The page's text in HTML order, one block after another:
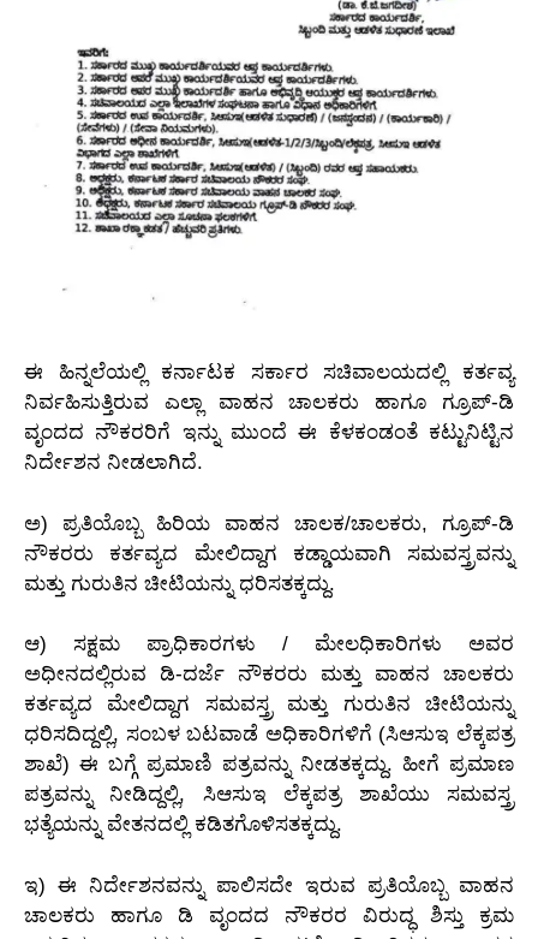
ಈ ಹಿನ್ನಲೆಯಲ್ಲಿ ಕರ್ನಾಟಕ ಸರ್ಕಾರ ಸಚಿವಾಲಯದಲ್ಲಿ ಕರ್ತವ್ಯ
ನಿರ್ವಹಿಸುತ್ತಿರುವ ಎಲ್ಲಾ ವಾಹನ ಚಾಲಕರು ಹಾಗೂ ಗ್ರೂಪ್-ಡಿ
ವೃಂದದ ನೌಕರರಿಗೆ ಇನ್ನು ಮುಂದೆ ಈ ಕೆಳಕಂಡಂತೆ ಕಟ್ಟುನಿಟ್ಟಿನ
ನಿರ್ದೇಶನ ನೀಡಲಾಗಿದೆ.
ಅ) ಪ್ರತಿಯೊಬ್ಬ ಹಿರಿಯ ವಾಹನ ಚಾಲಕ/ಚಾಲಕರು, ಗ್ರೂಪ್-ಡಿ
ನೌಕರರು ಕರ್ತವ್ಯದ ಮೇಲಿದ್ದಾಗ ಕಡ್ಡಾಯವಾಗಿ ಸಮವಸ್ತ್ರವನ್ನು
ಮತ್ತು ಗುರುತಿನ ಚೀಟಿಯನ್ನು ಧರಿಸತಕ್ಕದ್ದು.
ಆ) ಸಕ್ಷಮ ಪ್ರಾಧಿಕಾರಗಳು / ಮೇಲಧಿಕಾರಿಗಳು ಅವರ
ಅಧೀನದಲ್ಲಿರುವ ಡಿ-ದರ್ಜೆ ನೌಕರರು ಮತ್ತು ವಾಹನ ಚಾಲಕರು
ಕರ್ತವ್ಯದ ಮೇಲಿದ್ದಾಗ ಸಮವಸ್ತ್ರ ಮತ್ತು ಗುರುತಿನ ಚೀಟಿಯನ್ನು
ಧರಿಸದಿದ್ದಲ್ಲಿ, ಸಂಬಳ ಬಟವಾಡೆ ಅಧಿಕಾರಿಗಳಿಗೆ (ಸಿಆಸುಇ ಲೆಕ್ಕಪತ್ರ
ಶಾಖೆ) ಈ ಬಗ್ಗೆ ಪ್ರಮಾಣಿ ಪತ್ರವನ್ನು ನೀಡತಕ್ಕದ್ದು. ಹೀಗೆ ಪ್ರಮಾಣ
ಪತ್ರವನ್ನು ನೀಡಿದ್ದಲ್ಲಿ, ಸಿಆಸುಇ ಲೆಕ್ಕಪತ್ರ ಶಾಖೆಯು ಸಮವಸ್ತ್ರ
ಭತ್ಯೆಯನ್ನು ವೇತನದಲ್ಲಿ ಕಡಿತಗೊಳಿಸತಕ್ಕದ್ದು.
ಇ) ಈ ನಿರ್ದೇಶನವನ್ನು ಪಾಲಿಸದೇ ಇರುವ ಪ್ರತಿಯೊಬ್ಬ ವಾಹನ
ಚಾಲಕರು ಹಾಗೂ ಡಿ ವೃಂದದ ನೌಕರರ ವಿರುದ್ಧ ಶಿಸ್ತು ಕ್ರಮ